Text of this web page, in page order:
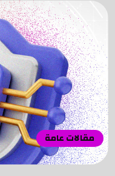
مقالات عامة